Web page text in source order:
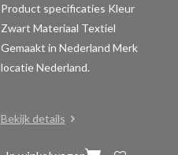
Product specificaties Kleur
Zwart Materiaal Textiel
Gemaakt in Nederland Merk
locatie Nederland.
Bekijk details